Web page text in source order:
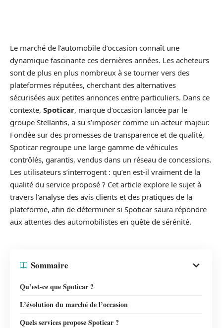
Le marché de l’automobile d’occasion connaît une
dynamique fascinante ces dernières années. Les acheteurs
sont de plus en plus nombreux à se tourner vers des
plateformes réputées, cherchant des alternatives
sécurisées aux petites annonces entre particuliers. Dans ce
contexte, Spoticar, marque d’occasion lancée par le
groupe Stellantis, a su s’imposer comme un acteur majeur.
Fondée sur des promesses de transparence et de qualité,
Spoticar regroupe une large gamme de véhicules
contrôlés, garantis, vendus dans un réseau de concessions.
Les utilisateurs s’interrogent : qu’en est-il vraiment de la
qualité du service proposé ? Cet article explore le sujet à
travers l’analyse des avis clients et des pratiques de la
plateforme, afin de déterminer si Spoticar saura répondre
aux attentes des automobilistes en quête de sérénité.
Sommaire
Qu’est-ce que Spoticar ?
L’évolution du marché de l’occasion
Quels services propose Spoticar ?